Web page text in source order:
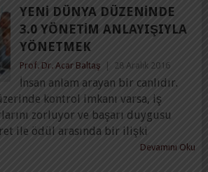
YENI DÜNYA DÜZENINDE
3.0 YÖNETIM ANLAYIŞIYLA
YÖNETMEK
Prof. Dr. Acar Baltaş 28 Aralık 2016
İnsan anlam arayan bir canlıdır.
kontrol imkanı varsa, iş
zorluyor ve başarı duygusu
ile ödül arasında bir ilişki
Devamını Oku